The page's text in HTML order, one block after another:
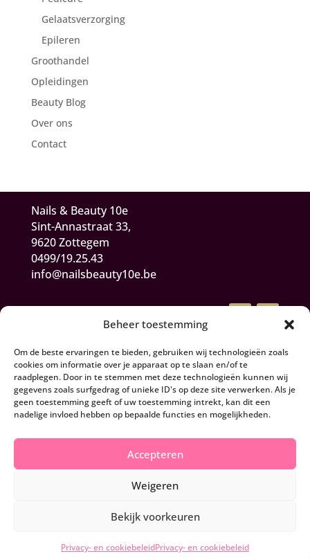
Beheer toestemming
Om de beste ervaringen te bieden, gebruiken wij technologieën zoals
cookies om informatie over je apparaat op te slaan en/of te
raadplegen. Door in te stemmen met deze technologieën kunnen wij
gegevens zoals surfgedrag of unieke ID's op deze site verwerken. Als je
geen toestemming geeft of uw toestemming intrekt, kan dit een
nadelige invloed hebben op bepaalde functies en mogelijkheden.
Accepteren
Weigeren
Bekijk voorkeuren
Privacy- en cookiebeleidPrivacy- en cookiebeleid
Gelaatsverzorging
Epileren
Groothandel
Opleidingen
Beauty Blog
Over ons
Contact
Nails & Beauty 10e
Sint-Annastraat 33,
9620 Zottegem
0499/19.25.43
info@nailsbeauty10e.be
Algemene Voorwaarden
Herroepen en retourneren
© 2026 Nails & Beauty 10e - BE0844.166.254
WebdesignConnection Communication